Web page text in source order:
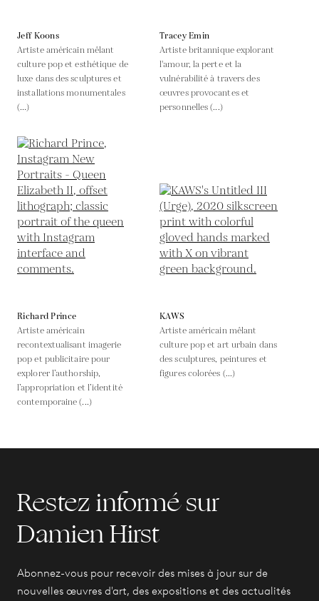
Jeff Koons
Artiste américain mêlant
culture pop et esthétique de
luxe dans des sculptures et
installations monumentales
(...)
Tracey Emin
Artiste britannique explorant
l'amour, la perte et la
vulnérabilité à travers des
œuvres provocantes et
personnelles (...)
Richard Prince
Artiste américain
recontextualisant imagerie
pop et publicitaire pour
explorer l’authorship,
l’appropriation et l’identité
contemporaine (...)
KAWS
Artiste américain mêlant
culture pop et art urbain dans
des sculptures, peintures et
figures colorées (...)
Restez informé sur
Damien Hirst
Abonnez-vous pour recevoir des mises à jour sur de
nouvelles œuvres d'art, des expositions et des actualités